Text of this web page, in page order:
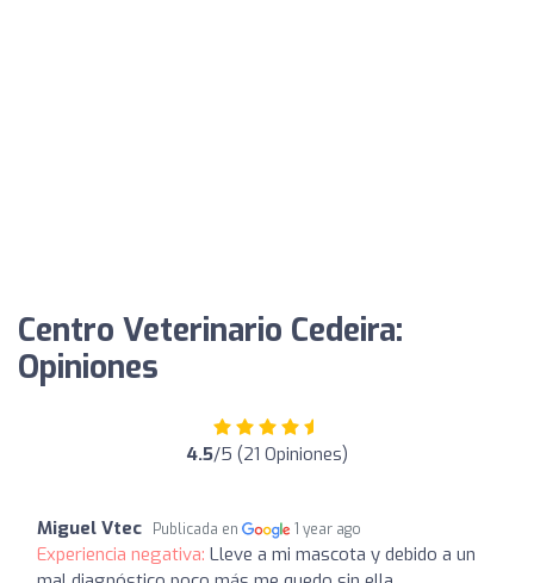
Centro Veterinario Cedeira:
Opiniones
4.5/5 (21 Opiniones)
Miguel Vtec Publicada en 1 year ago
Experiencia negativa: Lleve a mi mascota y debido a un